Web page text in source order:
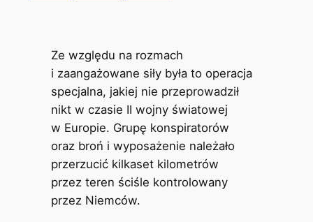
Ze względu na rozmach
i zaangażowane siły była to operacja
specjalna, jakiej nie przeprowadził
nikt w czasie II wojny światowej
w Europie. Grupę konspiratorów
oraz broń i wyposażenie należało
przerzucić kilkaset kilometrów
przez teren ściśle kontrolowany
przez Niemców.